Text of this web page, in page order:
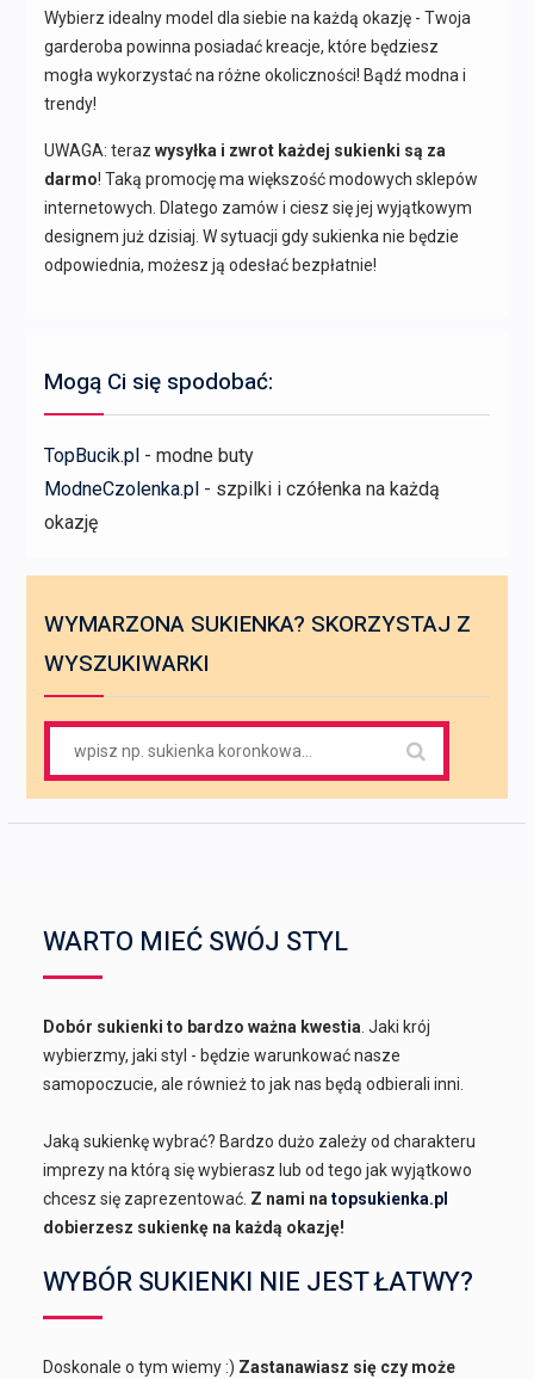
Wybierz idealny model dla siebie na każdą okazję - Twoja
garderoba powinna posiadać kreacje, które będziesz
mogła wykorzystać na różne okoliczności! Bądź modna i
trendy!
UWAGA: teraz wysyłka i zwrot każdej sukienki są za
darmo! Taką promocję ma większość modowych sklepów
internetowych. Dlatego zamów i ciesz się jej wyjątkowym
designem już dzisiaj. W sytuacji gdy sukienka nie będzie
odpowiednia, możesz ją odesłać bezpłatnie!
Mogą Ci się spodobać:
TopBucik.pl - modne buty
ModneCzolenka.pl - szpilki i czółenka na każdą
okazję
WYMARZONA SUKIENKA? SKORZYSTAJ Z
WYSZUKIWARKI
for:
WARTO MIEĆ SWÓJ STYL
Dobór sukienki to bardzo ważna kwestia . Jaki krój
wybierzmy, jaki styl - będzie warunkować nasze
samopoczucie, ale również to jak nas będą odbierali inni.
Jaką sukienkę wybrać? Bardzo dużo zależy od charakteru
imprezy na którą się wybierasz lub od tego jak wyjątkowo
chcesz się zaprezentować. Z nami natopsukienka.pl
dobierzesz sukienkę na każdą okazję!
WYBÓR SUKIENKI NIE JEST ŁATWY?
Doskonale o tym wiemy :) Zastanawiasz się czy może